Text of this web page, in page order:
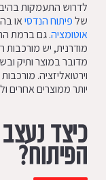
לדרוש התעמקות
שלפיתוח הנדסיאו
אוטומציה. גם ברמת
מודרנית, יש
מדובר במוצר ותיק
וירטואליזציה.
יותר ממוצרים אחרים
כיצד
הפיתוח?